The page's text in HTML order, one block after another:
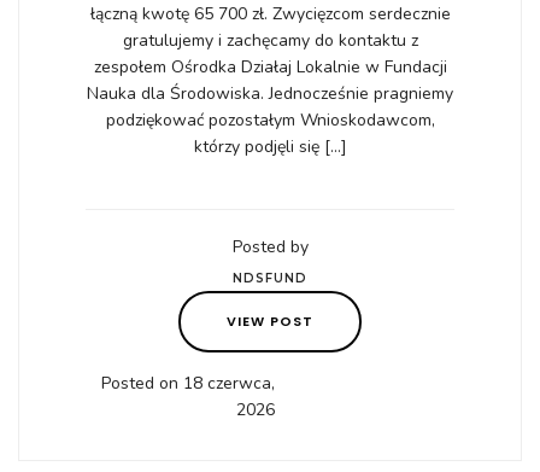
łączną kwotę 65 700 zł. Zwycięzcom serdecznie
gratulujemy i zachęcamy do kontaktu z
zespołem Ośrodka Działaj Lokalnie w Fundacji
Nauka dla Środowiska. Jednocześnie pragniemy
podziękować pozostałym Wnioskodawcom,
którzy podjęli się […]
Posted by
NDSFUND
VIEW POST
Posted on 18 czerwca,
2026